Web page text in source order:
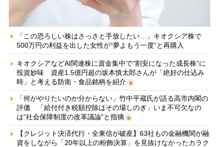
「この恐ろしい株はさっさと手放したい…」キオクシア株で
500万円の利益を出した女性が“夢よもう一度”と再購入
キオクシアなどAI関連株に資金集中で“割安になった成長株”に
投資妙味 資産1.5億円超の坂本慎太郎さんが「絶好の仕込み
時」と考える防衛・食品銘柄を紹介
「何がやりたいのか分からない」竹中平蔵氏が語る高市内閣の
評価 「給付付き税額控除はその場しのぎ」いま不可欠なの
は“社会保障制度の改革議論”と指摘
【クレジット決済代行・全東信が破産】63社もの金融機関が融
資をしながら「20年以上の粉飾決算」を見抜けなかったカラク